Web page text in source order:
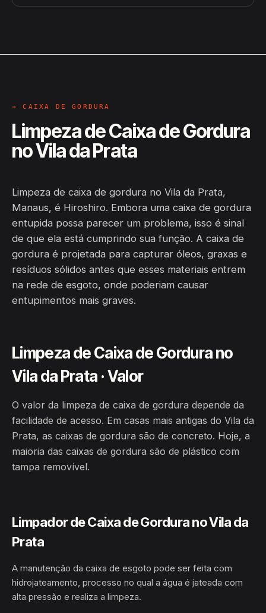
→ CAIXA DE GORDURA
Limpeza de Caixa de Gordura
no Vila da Prata
Limpeza de caixa de gordura no Vila da Prata,
Manaus, é Hiroshiro. Embora uma caixa de gordura
entupida possa parecer um problema, isso é sinal
de que ela está cumprindo sua função. A caixa de
gordura é projetada para capturar óleos, graxas e
resíduos sólidos antes que esses materiais entrem
na rede de esgoto, onde poderiam causar
entupimentos mais graves.
Limpeza de Caixa de Gordura no
Vila da Prata · Valor
O valor da limpeza de caixa de gordura depende da
facilidade de acesso. Em casas mais antigas do Vila da
Prata, as caixas de gordura são de concreto. Hoje, a
maioria das caixas de gordura são de plástico com
tampa removível.
Limpador de Caixa de Gordura no Vila da
Prata
A manutenção da caixa de esgoto pode ser feita com
hidrojateamento, processo no qual a água é jateada com
alta pressão e realiza a limpeza.
HIDROJATEAMENTO VILA DA PRATA · MANAUS/AM